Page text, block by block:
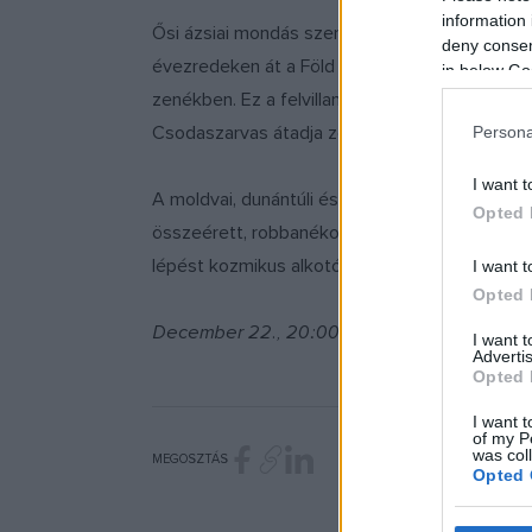
information
deny
in below
I want
Opted
I want
Opted
I want
Opted
I want
of my
was
Opted
Ősi ázsiai mondás szerint a Paradicsom a
évezredeken át a Föld legnagyobb népének
zenékben. Ez a felvillanyozó, az élet
Csodaszarvas átadja zenéjének irányítását
A moldvai, dunántúli és eurázsiai zenei
összeérett, robbanékony csapat.
lépést kozmikus alkotóerejének forrásai felé.
December 22., 20:00 Petőfi Csarnok -
MEGOSZTÁS